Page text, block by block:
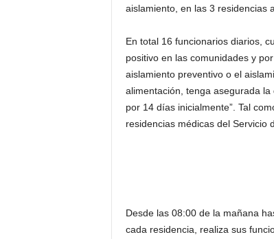
aislamiento, en las 3 residencias
En total 16 funcionarios diarios,
positivo en las comunidades y
aislamiento preventivo o el
alimentación, tenga asegurada
por 14 días inicialmente”. Tal
residencias médicas del Servicio
Desde las 08:00 de la mañana
cada residencia, realiza sus